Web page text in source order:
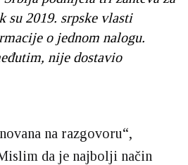
su 2019. srpske vlasti
o jednom nalogu.
nije dostavio
na razgovoru“,
da je najbolji način